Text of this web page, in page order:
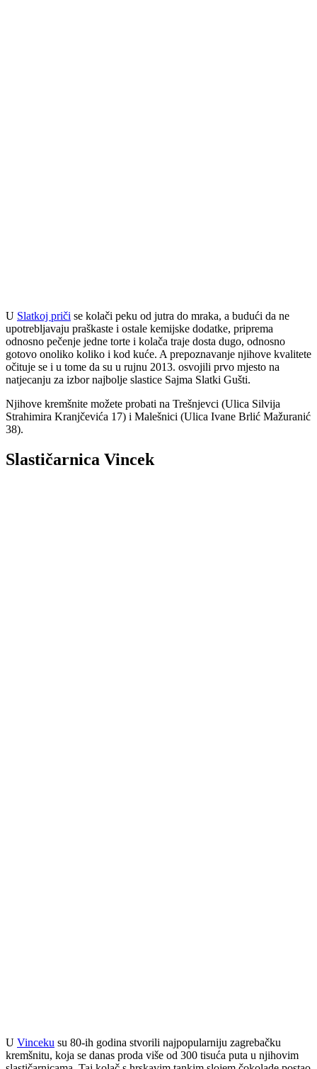
U Slatkoj priči se kolači peku od jutra do mraka, a budući da ne
upotrebljavaju praškaste i ostale kemijske dodatke, priprema
odnosno pečenje jedne torte i kolača traje dosta dugo, odnosno
gotovo onoliko koliko i kod kuće. A prepoznavanje njihove kvalitete
očituje se i u tome da su u rujnu 2013. osvojili prvo mjesto na
natjecanju za izbor najbolje slastice Sajma Slatki Gušti.
Njihove kremšnite možete probati na Trešnjevci (Ulica Silvija
Strahimira Kranjčevića 17) i Malešnici (Ulica Ivane Brlić Mažuranić
38).
Slastičarnica Vincek
U Vinceku su 80-ih godina stvorili najpopularniju zagrebačku
kremšnitu, koja se danas proda više od 300 tisuća puta u njihovim